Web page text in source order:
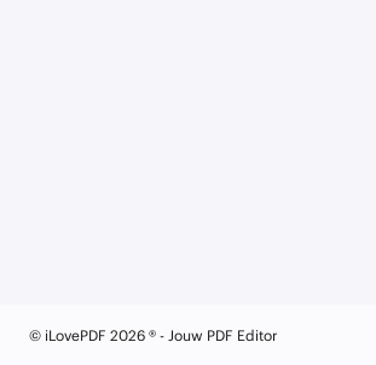
© iLovePDF 2026 ® - Jouw PDF Editor